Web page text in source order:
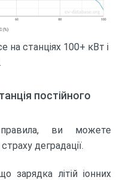
на станціях 100+ кВт і
постійного
ви можете
деградації.
зарядка літій іонних